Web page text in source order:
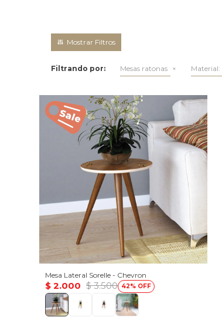
Filtrando por: Mesas ratonas Material:
Mesa Lateral Sorelle - Chevron
$ 2.000 $ 3.500 42